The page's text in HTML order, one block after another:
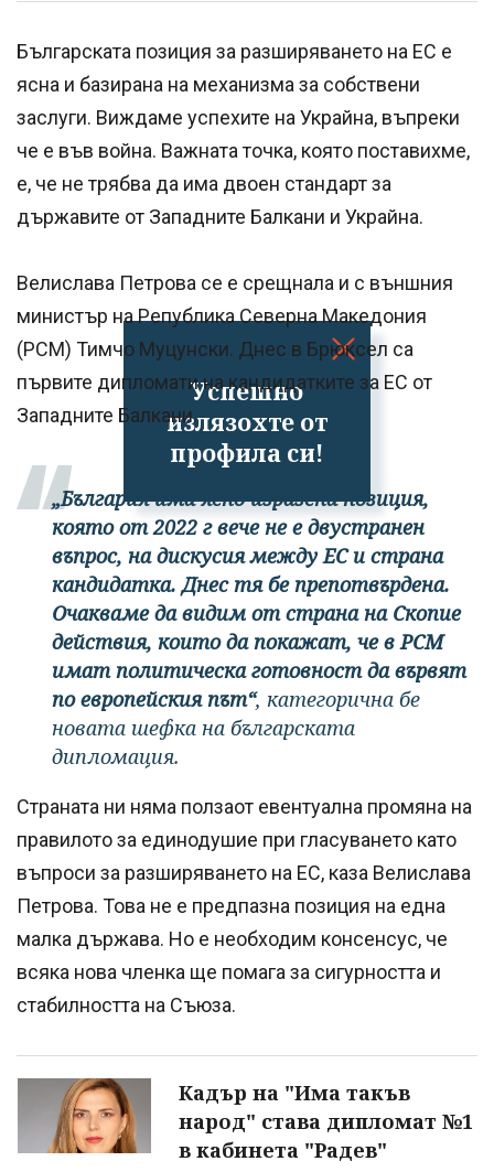
Успешно
излязохте от
профила си!
Българската позиция за разширяването на ЕС е
ясна и базирана на механизма за собствени
заслуги. Виждаме успехите на Украйна, въпреки
че е във война. Важната точка, която поставихме,
е, че не трябва да има двоен стандарт за
държавите от Западните Балкани и Украйна.
Велислава Петрова се е срещнала и с външния
министър на Република Северна Македония
(РСМ) Тимчо Муцунски. Днес в Брюксел са
първите дипломати на кандидатките за ЕС от
Западните Балкани.
„България има ясно изразена позиция,
която от 2022 г вече не е двустранен
въпрос, на дискусия между ЕС и страна
кандидатка. Днес тя бе препотвърдена.
Очакваме да видим от страна на Скопие
действия, които да покажат, че в РСМ
имат политическа готовност да вървят
по европейския път“, категорична бе
новата шефка на българската
дипломация.
Страната ни няма ползаот евентуална промяна на
правилото за единодушие при гласуването като
въпроси за разширяването на ЕС, каза Велислава
Петрова. Това не е предпазна позиция на една
малка държава. Но е необходим консенсус, че
всяка нова членка ще помага за сигурността и
стабилността на Съюза.
Кадър на "Има такъв
народ" става дипломат №1
в кабинета "Радев"